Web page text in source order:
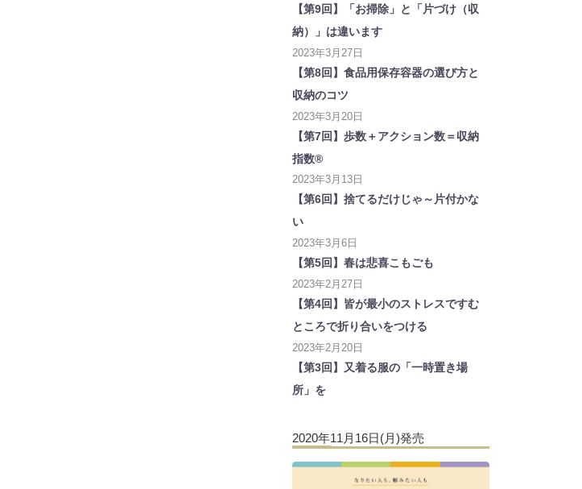
【第9回】「お掃除」と「片づけ（収
納）」は違います
2023年3月27日
【第8回】食品用保存容器の選び方と
収納のコツ
2023年3月20日
【第7回】歩数＋アクション数＝収納
指数®
2023年3月13日
【第6回】捨てるだけじゃ～片付かな
い
2023年3月6日
【第5回】春は悲喜こもごも
2023年2月27日
【第4回】皆が最小のストレスですむ
ところで折り合いをつける
2023年2月20日
【第3回】又着る服の「一時置き場
所」を
2020年11月16日(月)発売